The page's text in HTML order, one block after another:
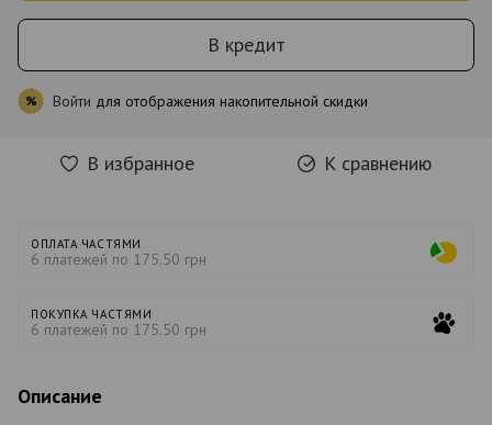
В кредит
% Войти для отображения накопительной скидки
В избранное К сравнению
ОПЛАТА ЧАСТЯМИ
6 платежей по 175.50 грн
ПОКУПКА ЧАСТЯМИ
6 платежей по 175.50 грн
Описание